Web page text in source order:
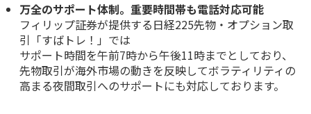
万全のサポート体制。重要時間帯も電話対応可能
フィリップ証券が提供する日経225先物・オプション取
引「すばトレ！」では
サポート時間を午前7時から午後11時までとしており、
先物取引が海外市場の動きを反映してボラティリティの
高まる夜間取引へのサポートにも対応しております。